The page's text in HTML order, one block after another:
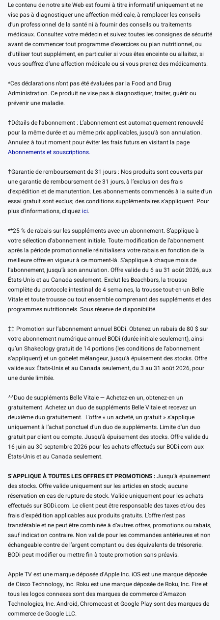
Le contenu de notre site Web est fourni à titre informatif uniquement et ne
vise pas à diagnostiquer une affection médicale, à remplacer les conseils
d’un professionnel de la santé ni à fournir des conseils ou traitements
médicaux. Consultez votre médecin et suivez toutes les consignes de sécurité
avant de commencer tout programme d’exercices ou plan nutritionnel, ou
d’utiliser tout supplément, en particulier si vous êtes enceinte ou allaitez, si
vous souffrez d’une affection médicale ou si vous prenez des médicaments.
*Ces déclarations n’ont pas été évaluées par la Food and Drug
Administration. Ce produit ne vise pas à diagnostiquer, traiter, guérir ou
prévenir une maladie.
‡Détails de l’abonnement : L’abonnement est automatiquement renouvelé
pour la même durée et au même prix applicables, jusqu’à son annulation.
Annulez à tout moment pour éviter les frais futurs en visitant la page
Abonnements et souscriptions.
†Garantie de remboursement de 31 jours : Nos produits sont couverts par
une garantie de remboursement de 31 jours, à l’exclusion des frais
d’expédition et de manutention. Les abonnements commencés à la suite d’un
essai gratuit sont exclus; des conditions supplémentaires s’appliquent. Pour
plus d’informations, cliquez ici.
**25 % de rabais sur les suppléments avec un abonnement. S’applique à
votre sélection d’abonnement initiale. Toute modification de l’abonnement
après la période promotionnelle réinitialisera votre rabais en fonction de la
meilleure offre en vigueur à ce moment-là. S’applique à chaque mois de
l’abonnement, jusqu’à son annulation. Offre valide du 6 au 31 août 2026, aux
États-Unis et au Canada seulement. Exclut les Beachbars, la trousse
complète du protocole intestinal de 4 semaines, la trousse tout-en-un Belle
Vitale et toute trousse ou tout ensemble comprenant des suppléments et des
programmes nutritionnels. Sous réserve de disponibilité.
‡‡ Promotion sur l’abonnement annuel BODi. Obtenez un rabais de 80 $ sur
votre abonnement numérique annuel BODi (durée initiale seulement), ainsi
qu’un Shakeology gratuit de 14 portions (les conditions de l’abonnement
s’appliquent) et un gobelet mélangeur, jusqu’à épuisement des stocks. Offre
valide aux États-Unis et au Canada seulement, du 3 au 31 août 2026, pour
une durée limitée.
^^Duo de suppléments Belle Vitale — Achetez-en un, obtenez-en un
gratuitement. Achetez un duo de suppléments Belle Vitale et recevez un
deuxième duo gratuitement. L’offre « un acheté, un gratuit » s’applique
uniquement à l’achat ponctuel d’un duo de suppléments. Limite d’un duo
gratuit par client ou compte. Jusqu’à épuisement des stocks. Offre valide du
16 juin au 30 septembre 2026 pour les achats effectués sur BODi.com aux
États-Unis et au Canada seulement.
S’APPLIQUE À TOUTES LES OFFRES ET PROMOTIONS :Jusqu’à épuisement
des stocks. Offre valide uniquement sur les articles en stock; aucune
réservation en cas de rupture de stock. Valide uniquement pour les achats
effectués sur BODi.com. Le client peut être responsable des taxes et/ou des
frais d’expédition applicables aux produits gratuits. L’offre n’est pas
transférable et ne peut être combinée à d’autres offres, promotions ou rabais,
sauf indication contraire. Non valide pour les commandes antérieures et non
échangeable contre de l’argent comptant ou des équivalents de trésorerie.
BODi peut modifier ou mettre fin à toute promotion sans préavis.
Apple TV est une marque déposée d’Apple Inc. iOS est une marque déposée
de Cisco Technology, Inc. Roku est une marque déposée de Roku, Inc. Fire et
tous les logos connexes sont des marques de commerce d’Amazon
Technologies, Inc. Android, Chromecast et Google Play sont des marques de
commerce de Google LLC.